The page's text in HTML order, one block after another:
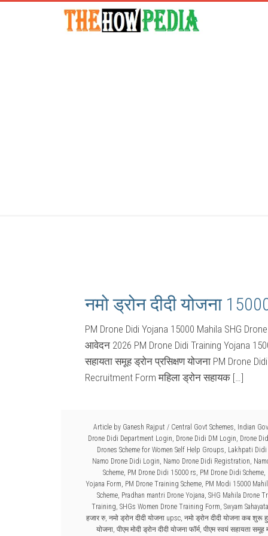
नमो ड्रोन दीदी योजना
PM Drone Didi Yojana 15000 Mahila SHG Drone
आवेदन 2026 PM Drone Didi Training Yojana
सहायता समूह ड्रोन प्रसिक्षण योजना PM Drone
Recruitment Form महिला ड्रोन सहायक […]
Article by Ganesh Rajput / Central Govt Schemes, Indian
Drone Didi Department Login, Drone Didi DM Login, Drone
Drones Scheme for Women Self Help Groups, Lakhpati Didi
Namo Drone Didi Login, Namo Drone Didi Registration,
Scheme, PM Drone Didi 15000 rs, PM Drone Didi Scheme,
Yojana Form, PM Drone Training Scheme, PM Modi 15000
Scheme, Pradhan mantri Drone Yojana, SHG Mahila Drone
Training, SHGs Women Drone Training Form, Swyam
हजार रु, नमो ड्रोन दीदी योजना upsc, नमो ड्रोन दीदी योजना कब शुरू
योजना, पीएम मोदी ड्रोन दीदी योजना फॉर्म, पीएम स्वयं सहायता समूह